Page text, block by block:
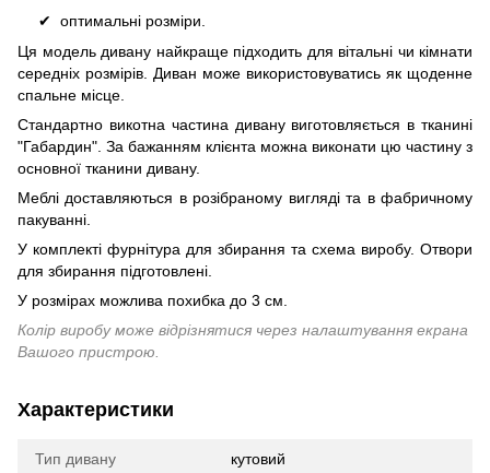
оптимальні розміри.
Ця модель дивану найкраще підходить для вітальні чи кімнати
середніх розмірів. Диван може використовуватись як щоденне
спальне місце.
Стандартно викотна частина дивану виготовляється в тканині
"Габардин". За бажанням клієнта можна виконати цю частину з
основної тканини дивану.
Меблі доставляються в розібраному вигляді та в фабричному
пакуванні.
У комплекті фурнітура для збирання та схема виробу. Отвори
для збирання підготовлені.
У розмірах можлива похибка до 3 см.
Колір виробу може відрізнятися через налаштування екрана
Вашого пристрою.
Характеристики
Тип дивану кутовий